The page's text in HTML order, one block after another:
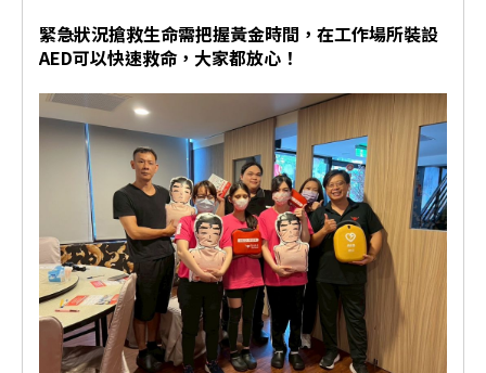
緊急狀況搶救生命需把握黃金時間，在工作場所裝設
AED可以快速救命，大家都放心！